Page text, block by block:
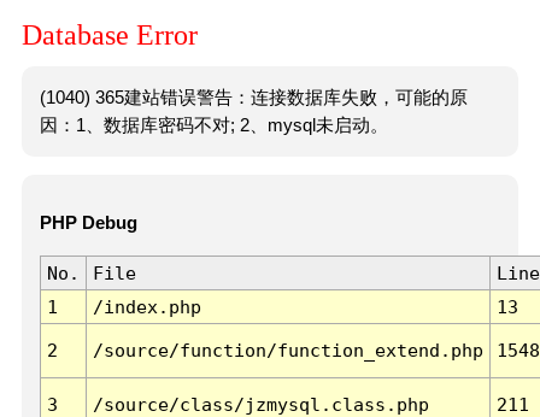
Database Error
(1040) 365建站错误警告：连接数据库失败，可能的原
因：1、数据库密码不对; 2、mysql未启动。
PHP Debug
No. File
Line
1
/index.php 13
2 /source/function/function_extend.php 1548
3 /source/class/jzmysql.class.php 211